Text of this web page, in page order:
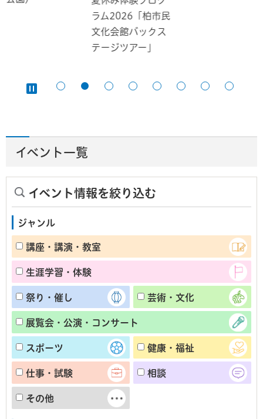
ラム2026「柏市民
文化会館バックス
テージツアー」
イベント一覧
イベント情報を絞り込む
ジャンル
講座・講演・教室
生涯学習・体験
祭り・催し 芸術・文化
展覧会・公演・コンサート
スポーツ 健康・福祉
仕事・試験 相談
その他